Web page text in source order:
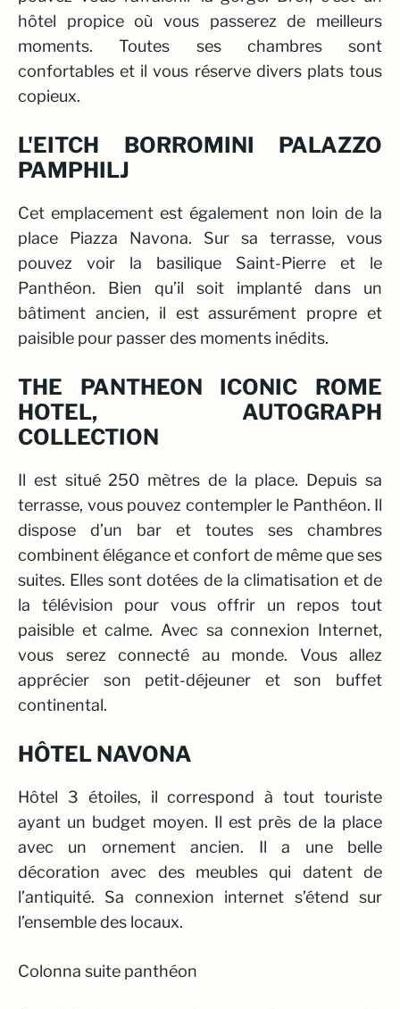
hôtel propice où vous passerez de meilleurs
moments. Toutes ses chambres sont
confortables et il vous réserve divers plats tous
copieux.
L'EITCH BORROMINI PALAZZO
PAMPHILJ
Cet emplacement est également non loin de la
place Piazza Navona. Sur sa terrasse, vous
pouvez voir la basilique Saint-Pierre et le
Panthéon. Bien qu’il soit implanté dans un
bâtiment ancien, il est assurément propre et
paisible pour passer des moments inédits.
THE PANTHEON ICONIC ROME
HOTEL, AUTOGRAPH
COLLECTION
Il est situé 250 mètres de la place. Depuis sa
terrasse, vous pouvez contempler le Panthéon. Il
dispose d’un bar et toutes ses chambres
combinent élégance et confort de même que ses
suites. Elles sont dotées de la climatisation et de
la télévision pour vous offrir un repos tout
paisible et calme. Avec sa connexion Internet,
vous serez connecté au monde. Vous allez
apprécier son petit-déjeuner et son buffet
continental.
HÔTEL NAVONA
Hôtel 3 étoiles, il correspond à tout touriste
ayant un budget moyen. Il est près de la place
avec un ornement ancien. Il a une belle
décoration avec des meubles qui datent de
l’antiquité. Sa connexion internet s’étend sur
l’ensemble des locaux.
Colonna suite panthéon